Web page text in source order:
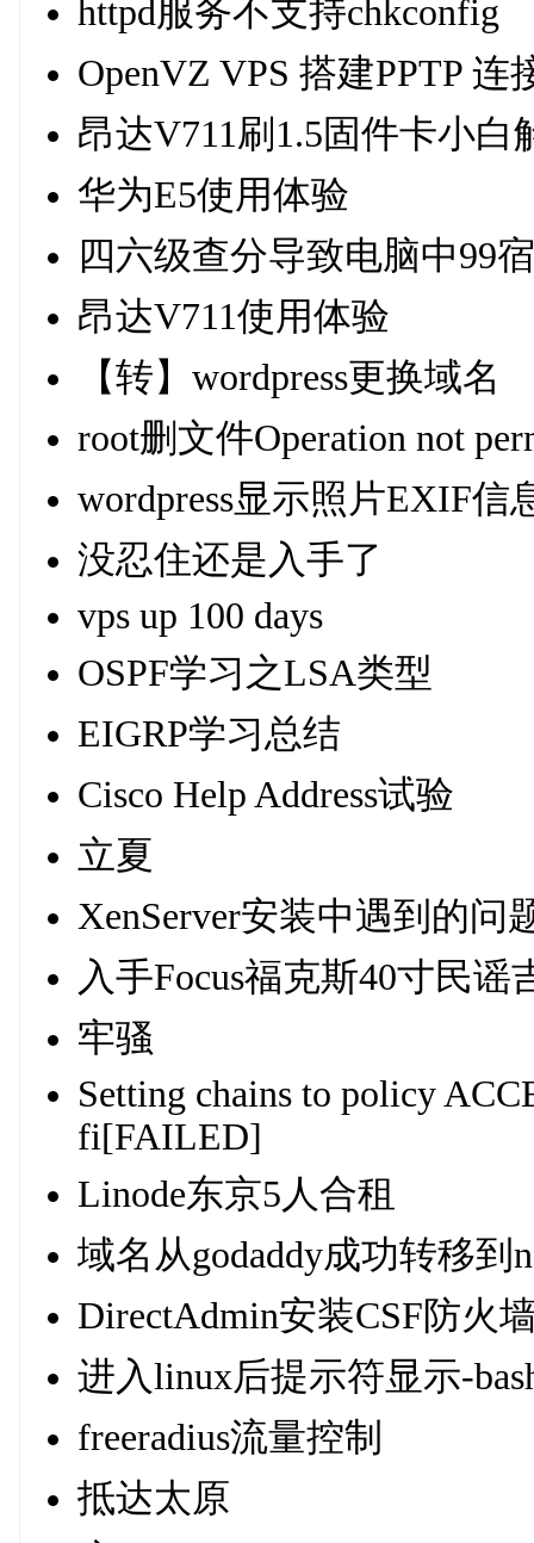
httpd服务不支持chkconfig
OpenVZ VPS 搭建PPTP 连
昂达V711刷1.5固件卡小白
华为E5使用体验
四六级查分导致电脑中99
昂达V711使用体验
【转】wordpress更换域名
root删文件Operation not
wordpress显示照片EXIF信
没忍住还是入手了
vps up 100 days
OSPF学习之LSA类型
EIGRP学习总结
Cisco Help Address试验
立夏
XenServer安装中遇到的问
入手Focus福克斯40寸民谣
牢骚
Setting chains to policy
fi[FAILED]
Linode东京5人合租
域名从godaddy成功转移到
DirectAdmin安装CSF防火
进入linux后提示符显示-
freeradius流量控制
抵达太原